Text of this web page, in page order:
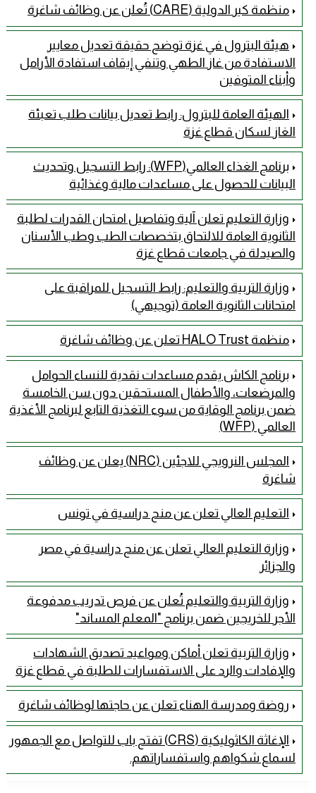
منظمة كير الدولية (CARE) تُعلن عن وظائف شاغرة
هيئة البترول في غزة توضح حقيقة تعديل معايير
الاستفادة من غاز الطهي وتنفي إيقاف استفادة الأرامل
وأبناء المتوفين
الهيئة العامة للبترول: رابط تعديل بيانات طلب تعبئة
الغاز لسكان قطاع غزة
برنامج الغذاء العالمي(WFP): رابط التسجيل وتحديث
البيانات للحصول على مساعدات مالية وغذائية
وزارة التعليم تعلن آلية وتفاصيل امتحان القدرات لطلبة
الثانوية العامة للالتحاق بتخصصات الطب وطب الأسنان
والصيدلة في جامعات قطاع غزة
وزارة التربية والتعليم: رابط التسجيل للمراقبة على
امتحانات الثانوية العامة (توجيهي)
منظمة HALO Trust تعلن عن وظائف شاغرة
برنامج الكاش يقدم مساعدات نقدية للنساء الحوامل
والمرضعات، والأطفال المستحقين دون سن الخامسة
ضمن برنامج الوقاية من سوء التغذية التابع لبرنامج الأغذية
العالمي (WFP)
المجلس النرويجي للاجئين (NRC) يعلن عن وظائف
شاغرة
التعليم العالي تعلن عن منح دراسية في تونس
وزارة التعليم العالي تعلن عن منح دراسية في مصر
والجزائر
وزارة التربية والتعليم تُعلن عن فرص تدريب مدفوعة
الأجر للخريجين ضمن برنامج "المعلم المساند"
وزارة التربية تعلن أماكن ومواعيد تصديق الشهادات
والإفادات والرد على الاستفسارات للطلبة في قطاع غزة
روضة ومدرسة الهناء تعلن عن حاجتها لوظائف شاغرة
الإغاثة الكاثوليكية (CRS) تفتح باب للتواصل مع الجمهور
لسماع شكواهم واستفساراتهم.